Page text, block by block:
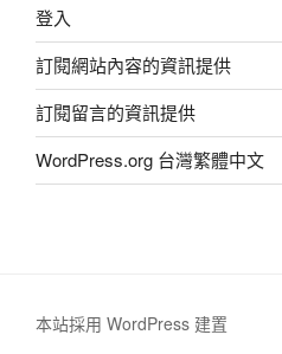
登入
訂閱網站內容的資訊提供
訂閱留言的資訊提供
WordPress.org 台灣繁體中文
本站採用 WordPress 建置